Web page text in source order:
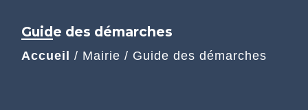
Guide des démarches
Accueil / Mairie / Guide des démarches